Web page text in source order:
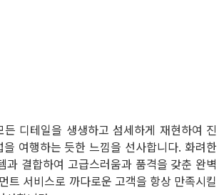
든 디테일을 생생하고 섬세하게 재현하여 진
여행하는 듯한 느낌을 선사합니다. 화려한
과 결합하여 고급스러움과 품격을 갖춘 완벽
트 서비스로 까다로운 고객을 항상 만족시킬